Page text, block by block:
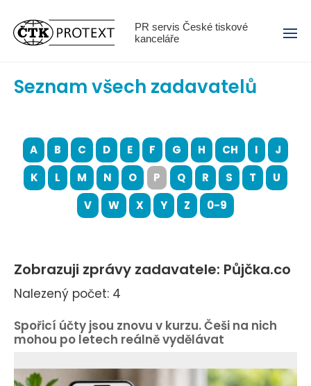
PR servis České tiskové
kanceláře
Menu
Seznam všech zadavatelů
A B C D E F G H CH I
J
K
L M N O P Q R S T
U
V
W X Y Z 0-9
Zobrazuji zprávy zadavatele: Půjčka.co
Nalezený počet: 4
Spořicí účty jsou znovu v kurzu. Češi na nich
mohou po letech reálně vydělávat